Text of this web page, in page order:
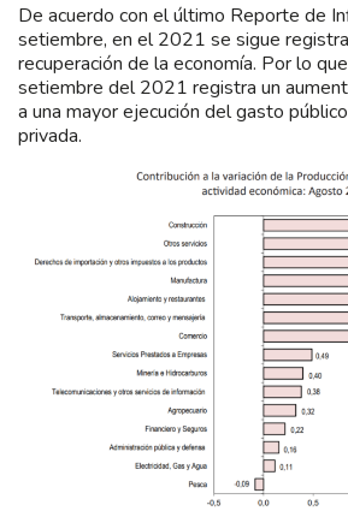
De acuerdo con el último Reporte de
setiembre, en el 2021 se sigue
recuperación de la economía. Por lo
setiembre del 2021 registra un
a una mayor ejecución del gasto
privada.